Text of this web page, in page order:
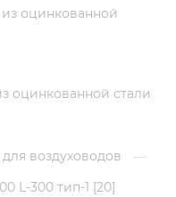
оцинкованной
оцинкованной стали
воздуховодов
—
L-300 тип-1 [20]